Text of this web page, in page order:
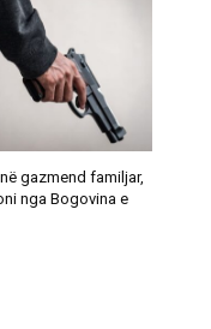
gazmend familjar,
nga Bogovina e